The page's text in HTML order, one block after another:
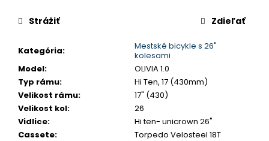
Kategória:
Mestské bicykle s 26"
kolesami
Model:
OLIVIA 1.0
Typ rámu:
Hi Ten, 17 (430mm)
Velikost rámu:
17" (430)
Velikost kol:
26
Vidlice:
Hi ten- unicrown 26"
Cassete:
Torpedo Velosteel 18T
Strážiť Zdieľať
č
a
e
CTM
AREON
MATNÁ
BÉŽOVÁ